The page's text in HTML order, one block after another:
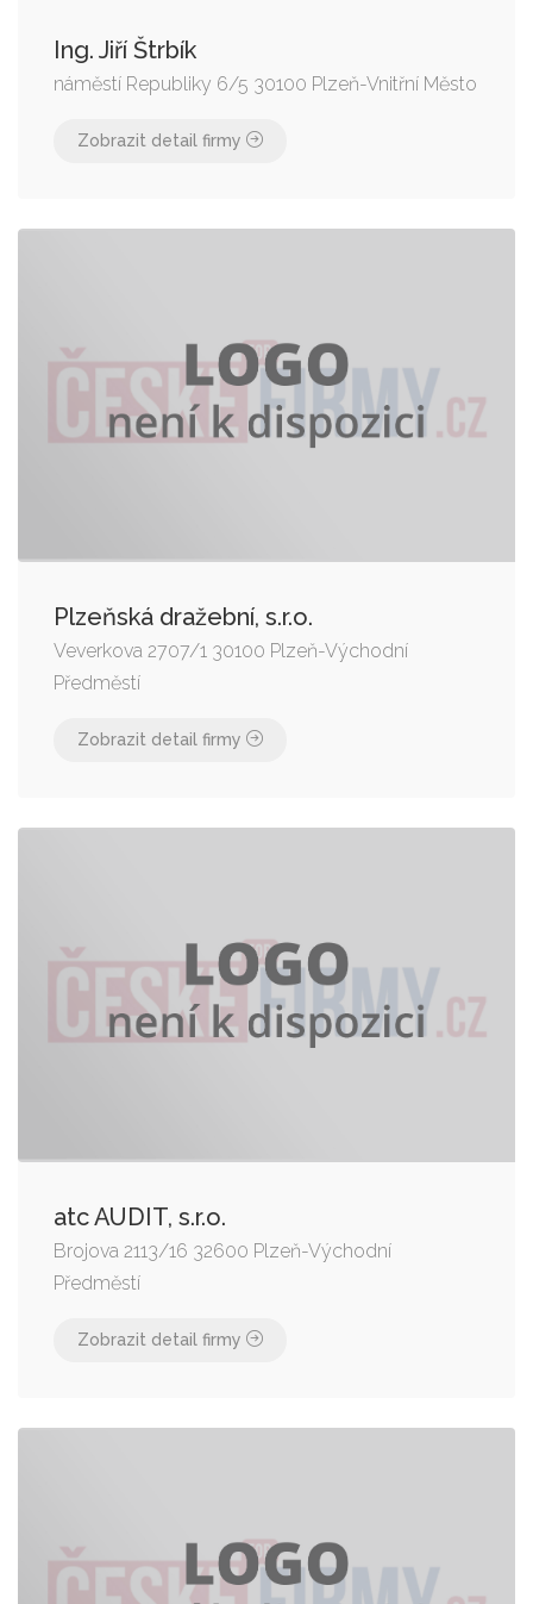
Ing. Jiří Štrbík
náměstí Republiky 6/5 30100 Plzeň-Vnitřní Město
Zobrazit detail firmy
Plzeňská dražební, s.r.o.
Veverkova 2707/1 30100 Plzeň-Východní
Předměstí
Zobrazit detail firmy
atc AUDIT, s.r.o.
Brojova 2113/16 32600 Plzeň-Východní
Předměstí
Zobrazit detail firmy